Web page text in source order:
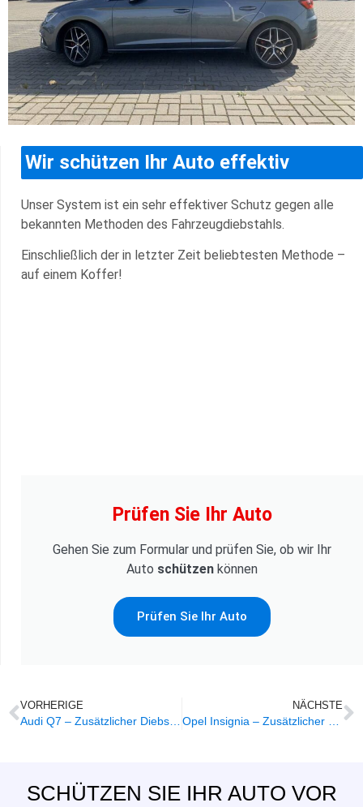
Wir schützen Ihr Auto effektiv
Unser System ist ein sehr effektiver Schutz gegen alle
bekannten Methoden des Fahrzeugdiebstahls.
Einschließlich der in letzter Zeit beliebtesten Methode –
auf einem Koffer!
Prüfen Sie Ihr Auto
Gehen Sie zum Formular und prüfen Sie, ob wir Ihr
Auto schützen können
Prüfen Sie Ihr Auto
VORHERIGE NÄCHSTE
SCHÜTZEN SIE IHR AUTO VOR